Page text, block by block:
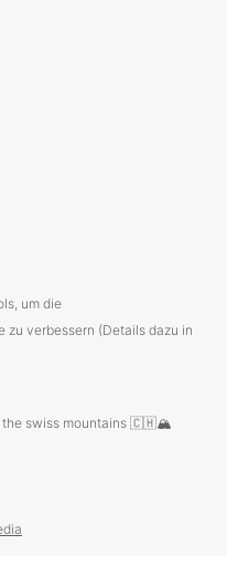
um die
zu verbessern (Details dazu in
the swiss mountains 🇨🇭🏔